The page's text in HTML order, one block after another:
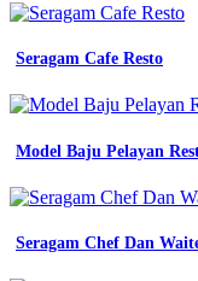
putih
panjang
Baju
Seragam
Kerja
Pramugara
Cowok
Sriwijaya
pns
Seragam Cafe Resto
Model Baju Pelayan
Seragam Chef Dan